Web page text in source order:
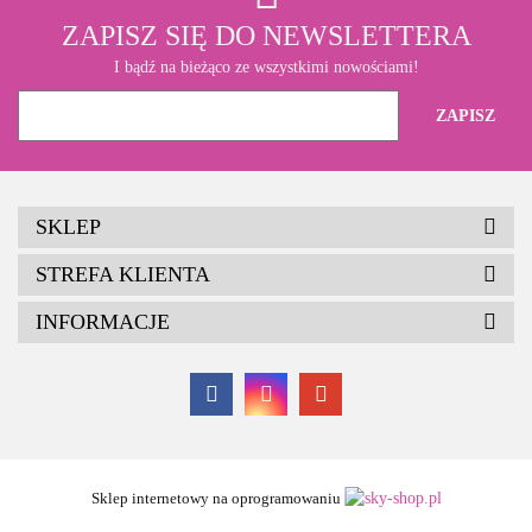
ZAPISZ SIĘ DO NEWSLETTERA
I bądź na bieżąco ze wszystkimi nowościami!
SKLEP
STREFA KLIENTA
INFORMACJE
Sklep internetowy na oprogramowaniu